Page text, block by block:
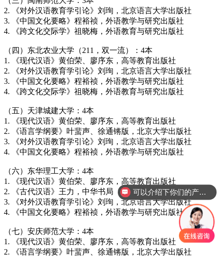
2. 《对外汉语教育学引论》刘珣，北京语言大学出版社
3. 《中国文化要略》程裕祯，外语教学与研究出版社
4. 《跨文化交际学》祖晓梅，外语教育与研究出版社
（四）东北农业大学（211，双一流）：4本
1. 《现代汉语》黄伯荣、廖序东，高等教育出版社
2. 《对外汉语教育学引论》刘珣，北京语言大学出版社
3. 《中国文化要略》程裕祯，外语教学与研究出版社
4. 《跨文化交际学》祖晓梅，外语教育与研究出版社
（五）天津城建大学：4本
1. 《现代汉语》黄伯荣、廖序东，高等教育出版社
2. 《语言学纲要》叶蜚声、徐通锵版，北京大学出版社
3. 《对外汉语教育学引论》刘珣，北京语言大学出版社
4. 《中国文化要略》程裕祯，外语教学与研究出版社
（六）东华理工大学：4本
1. 《现代汉语》黄伯荣、廖序东，高等教育出版社
2. 《古代汉语》王力，中华书局
3. 《对外汉语教育学引论》刘珣，北京语言大学出版社
4. 《中国文化要略》程裕祯，外语教学与研究出版社
（七）安庆师范大学：4本
1. 《现代汉语》黄伯荣、廖序东，高等教育出版社
2. 《语言学纲要》叶蜚声、徐通锵版，北京大学出版社
可以介绍下你们的产品么？